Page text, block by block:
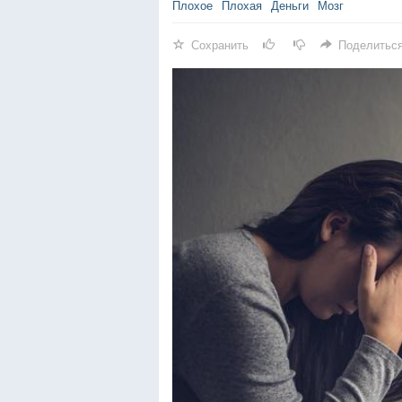
Плохое Плохая Деньги Мозг
Сохранить